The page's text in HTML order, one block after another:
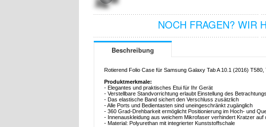
NOCH FRAGEN? WIR
Beschreibung
Rotierend Folio Case für Samsung Galaxy Tab A 10.1 (2016) T580,
Produktmerkmale:
- Elegantes und praktisches Etui für Ihr Gerät
- Verstellbare Standvorrichtung erlaubt Einstellung des
- Das elastische Band sichert den Verschluss zusätzlich
- Alle Ports und Bedientasten sind uneingeschränkt zugänglich
- 360 Grad-Drehbarkeit ermöglicht Positionierung im Hoch- und
- Innenauskleidung aus weichem Mikrofaser verhindert Kratzer auf
- Material: Polyurethan mit integrierter Kunststoffschale